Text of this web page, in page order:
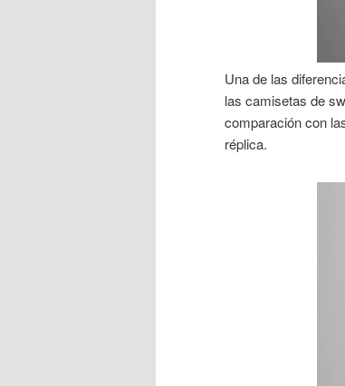
Una de las
las camisetas de
comparación con
réplica.